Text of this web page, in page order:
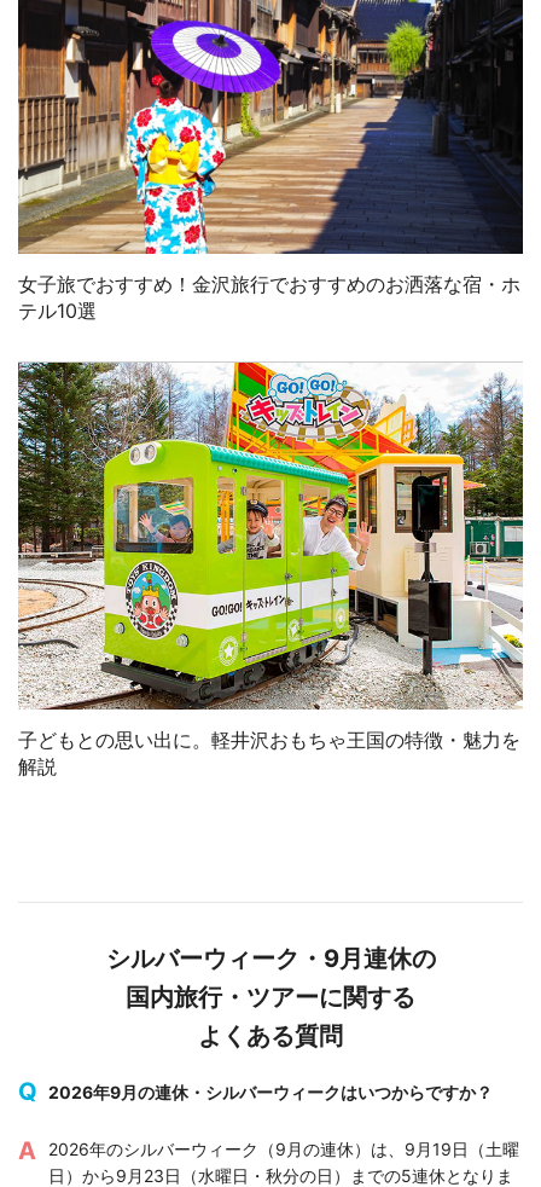
女子旅でおすすめ！金沢旅行でおすすめのお洒落な宿・ホ
テル10選
子どもとの思い出に。軽井沢おもちゃ王国の特徴・魅力を
解説
シルバーウィーク・9月連休の
国内旅行・ツアーに関する
よくある質問
2026年9月の連休・シルバーウィークはいつからですか？
2026年のシルバーウィーク（9月の連休）は、9月19日（土曜
日）から9月23日（水曜日・秋分の日）までの5連休となりま